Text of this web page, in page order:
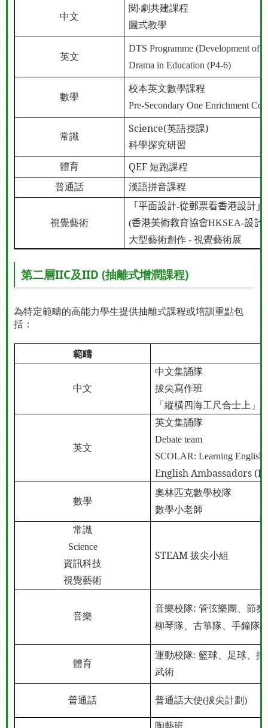
中文
閱‧劇共建課程
圖式教學
英文
DTS Programme (Development of
Drama in Education (P4-6)
數學
校本英文數學課程
Pre-Secondary One Enrichment
常識
Science(英語授課)
科學探究研習
體育 QEF短跑課程
普通話 漢語拼音課程
視覺藝術
「平面設計-從郵票看香港設計」
(香港美術教育協會HKSEA-設計
大型藝術創作-視覺藝術展
第二層IIC及IID (抽離式增潤課程)
為特定範疇的高能力學生提供抽離式課程或培訓重點包
括：
範疇
中文
中文集誦隊
拔尖寫作班
「縱橫四海工尺合士上」
英文
英文集誦隊
Debate team
SCOLAR: Learning English
English Ambassadors
數學
奧林匹克數學校隊
數學小老師
常識
Science
資訊科技
視覺藝術
STEAM拔尖小組
音樂
音樂校隊:管弦樂團、節奏
柳琴隊、古箏隊、手鐘隊
體育
運動校隊: 籃球、足球、
武術
普通話 普通話大使(拔尖計劃)